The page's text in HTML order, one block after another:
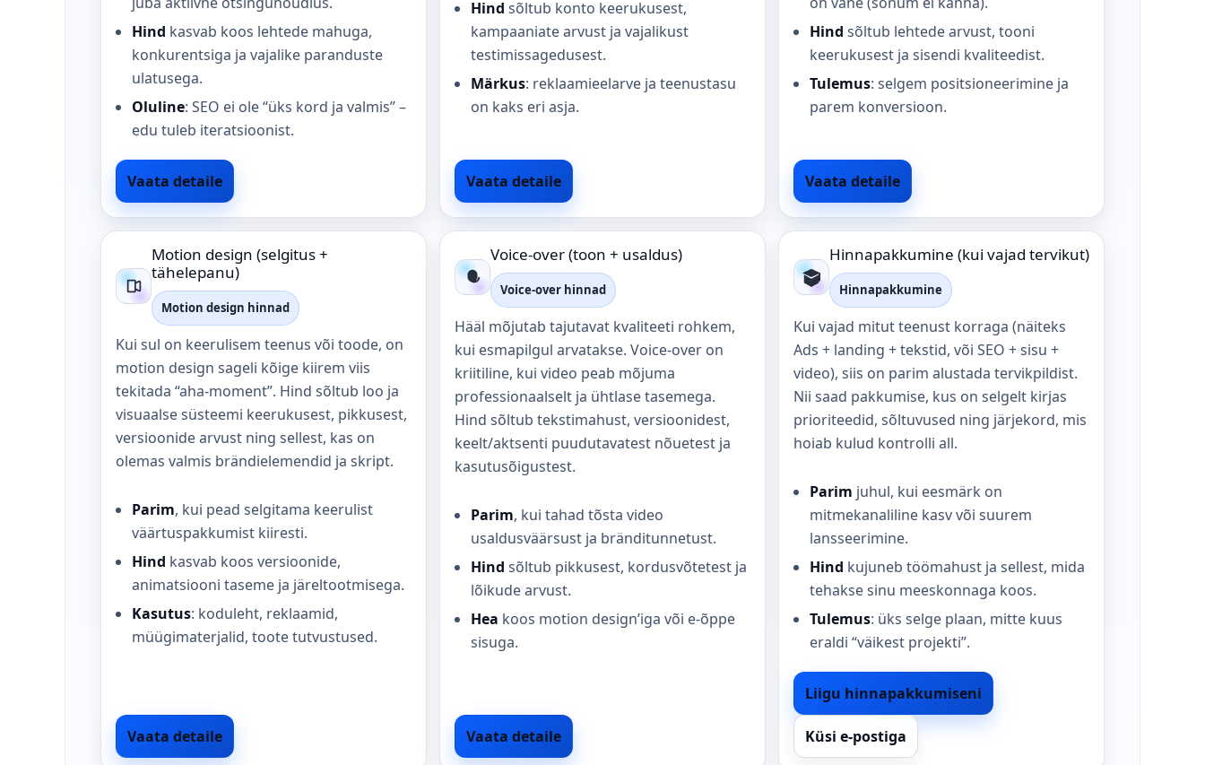
Hind kasvab koos lehtede mahuga,
konkurentsiga ja vajalike paranduste
ulatusega.
Oluline: SEO ei ole “üks kord ja valmis” –
edu tuleb iteratsioonist.
Vaata detaile
Hind sõltub konto keerukusest,
kampaaniate arvust ja vajalikust
testimissagedusest.
Märkus: reklaamieelarve ja teenustasu
on kaks eri asja.
Vaata detaile
Hind sõltub lehtede arvust, tooni
keerukusest ja sisendi kvaliteedist.
Tulemus: selgem positsioneerimine ja
parem konversioon.
Vaata detaile
Motion design (selgitus +
tähelepanu)
Motion design hinnad
Kui sul on keerulisem teenus või toode, on
motion design sageli kõige kiirem viis
tekitada “aha-moment”. Hind sõltub loo ja
visuaalse süsteemi keerukusest, pikkusest,
versioonide arvust ning sellest, kas on
olemas valmis brändielemendid ja skript.
Parim, kui pead selgitama keerulist
väärtuspakkumist kiiresti.
Hind kasvab koos versioonide,
animatsiooni taseme ja järeltootmisega.
Kasutus: koduleht, reklaamid,
müügimaterjalid, toote tutvustused.
Vaata detaile
Voice-over (toon + usaldus)
Voice-over hinnad
Hääl mõjutab tajutavat kvaliteeti rohkem,
kui esmapilgul arvatakse. Voice-over on
kriitiline, kui video peab mõjuma
professionaalselt ja ühtlase tasemega.
Hind sõltub tekstimahust, versioonidest,
keelt/aktsenti puudutavatest nõuetest ja
kasutusõigustest.
Parim, kui tahad tõsta video
usaldusväärsust ja bränditunnetust.
Hind sõltub pikkusest, kordusvõtetest ja
lõikude arvust.
Hea koos motion design’iga või e-õppe
sisuga.
Vaata detaile
Hinnapakkumine (kui vajad tervikut)
Hinnapakkumine
Kui vajad mitut teenust korraga (näiteks
Ads + landing + tekstid, või SEO + sisu +
video), siis on parim alustada tervikpildist.
Nii saad pakkumise, kus on selgelt kirjas
prioriteedid, sõltuvused ning järjekord, mis
hoiab kulud kontrolli all.
Parim juhul, kui eesmärk on
mitmekanaliline kasv või suurem
lansseerimine.
Hind kujuneb töömahust ja sellest, mida
tehakse sinu meeskonnaga koos.
Tulemus: üks selge plaan, mitte kuus
eraldi “väikest projekti”.
Liigu hinnapakkumiseni
Küsi e-postiga